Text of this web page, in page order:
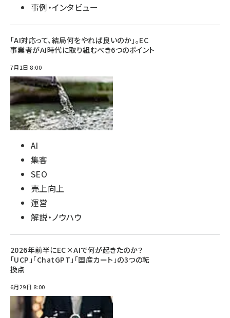
事例・インタビュー
「AI対応って、結局何をやれば良いのか」。EC
事業者がAI時代に取り組むべき6つのポイント
7月1日 8:00
AI
集客
SEO
売上向上
運営
解説・ノウハウ
2026年前半にEC×AIで何が起きたのか？
「UCP」「ChatGPT」「国産カート」の3つの転
換点
6月29日 8:00